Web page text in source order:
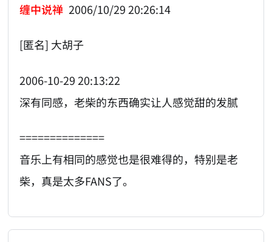
缠中说禅 2006/10/29 20:26:14
[匿名] 大胡子
2006-10-29 20:13:22
深有同感，老柴的东西确实让人感觉甜的发腻
==============
音乐上有相同的感觉也是很难得的，特别是老
柴，真是太多FANS了。